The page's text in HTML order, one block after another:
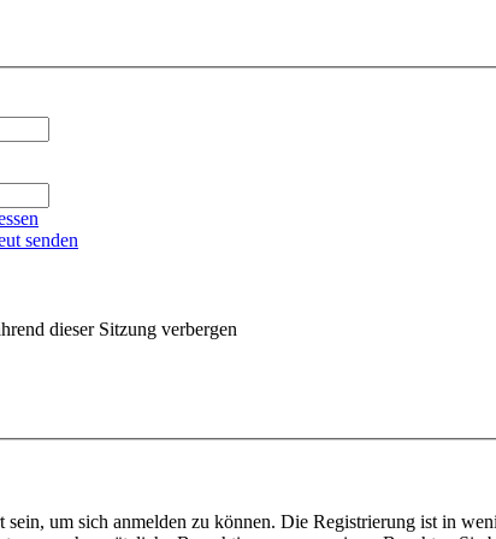
senden
dieser Sitzung verbergen
sein, um sich anmelden zu können. Die Registrierung ist in